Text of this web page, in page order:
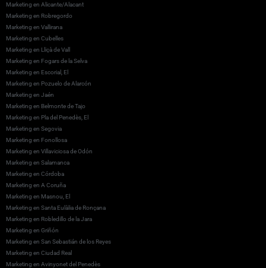
Marketing en Alicante/Alacant
Marketing en Robregordo
Marketing en Vallirana
Marketing en Cubelles
Marketing en Lliçà de Vall
Marketing en Fogars de la Selva
Marketing en Escorial, El
Marketing en Pozuelo de Alarcón
Marketing en Jaén
Marketing en Belmonte de Tajo
Marketing en Pla del Penedès, El
Marketing en Segovia
Marketing en Fonollosa
Marketing en Villaviciosa de Odón
Marketing en Salamanca
Marketing en Córdoba
Marketing en A Coruña
Marketing en Masnou, El
Marketing en Santa Eulàlia de Ronçana
Marketing en Robledillo de la Jara
Marketing en Griñón
Marketing en San Sebastián de los Reyes
Marketing en Ciudad Real
Marketing en Avinyonet del Penedès